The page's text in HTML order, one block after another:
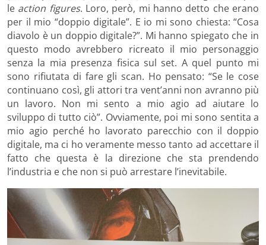
le action figures. Loro, però, mi hanno detto che erano
per il mio “doppio digitale”. E io mi sono chiesta: “Cosa
diavolo è un doppio digitale?”. Mi hanno spiegato che in
questo modo avrebbero ricreato il mio personaggio
senza la mia presenza fisica sul set. A quel punto mi
sono rifiutata di fare gli scan. Ho pensato: “Se le cose
continuano così, gli attori tra vent’anni non avranno più
un lavoro. Non mi sento a mio agio ad aiutare lo
sviluppo di tutto ciò”. Ovviamente, poi mi sono sentita a
mio agio perché ho lavorato parecchio con il doppio
digitale, ma ci ho veramente messo tanto ad accettare il
fatto che questa è la direzione che sta prendendo
l’industria e che non si può arrestare l’inevitabile.